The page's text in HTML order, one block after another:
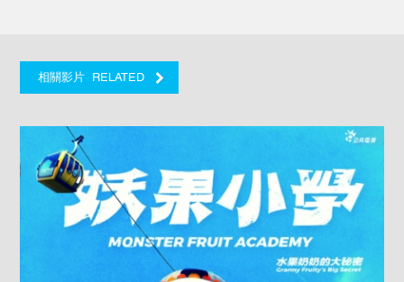
相關影片 RELATED